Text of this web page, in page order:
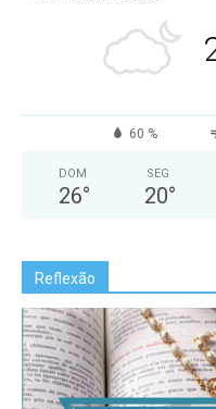
60 %
DOM
26°
SEG
20°
Reflexão